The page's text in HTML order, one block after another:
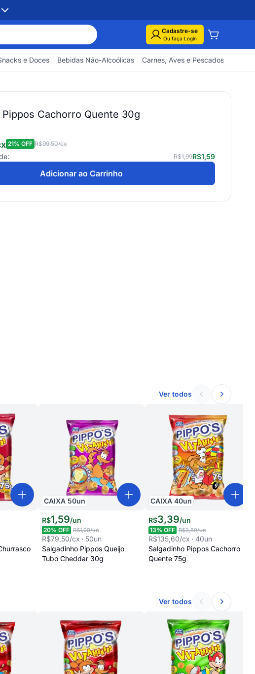
Cadastre-se
Ou faça Login
e Doces Bebidas Não-Alcoólicas Carnes, Aves e Pescados
Pippos Cachorro Quente 30g
21% OFF R$99,50/cx
R$1,99R$1,59
Adicionar ao Carrinho
Ver todos
CAIXA 50un
R$1,59/un
20% OFF R$1,99/un
R$79,50/cx 50un
Salgadinho Pippos Queijo
Tubo Cheddar 30g
CAIXA 40un
R$3,39/un
13% OFF R$3,89/un
R$135,60/cx 40un
Salgadinho Pippos Cachorro
Quente 75g
Ver todos